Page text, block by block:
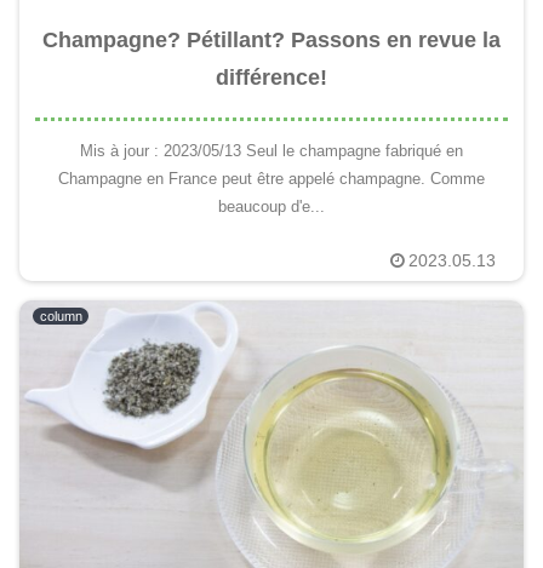
Champagne? Pétillant? Passons en revue la
différence!
Mis à jour : 2023/05/13 Seul le champagne fabriqué en
Champagne en France peut être appelé champagne. Comme
beaucoup d'e...
2023.05.13
column